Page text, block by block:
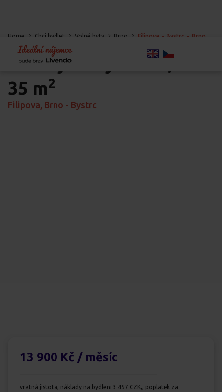
Home Chci bydlet Volné byty Brno Filipova - Bystrc - Brno
Pronájem bytu
1+1,
35 m2
Filipova, Brno - Bystrc
13 900 Kč / měsíc
vratná jistota, náklady na bydlení 3 457 CZK,, poplatek za